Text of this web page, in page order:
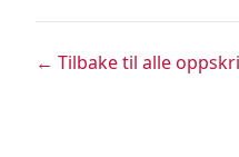
← Tilbake til alle